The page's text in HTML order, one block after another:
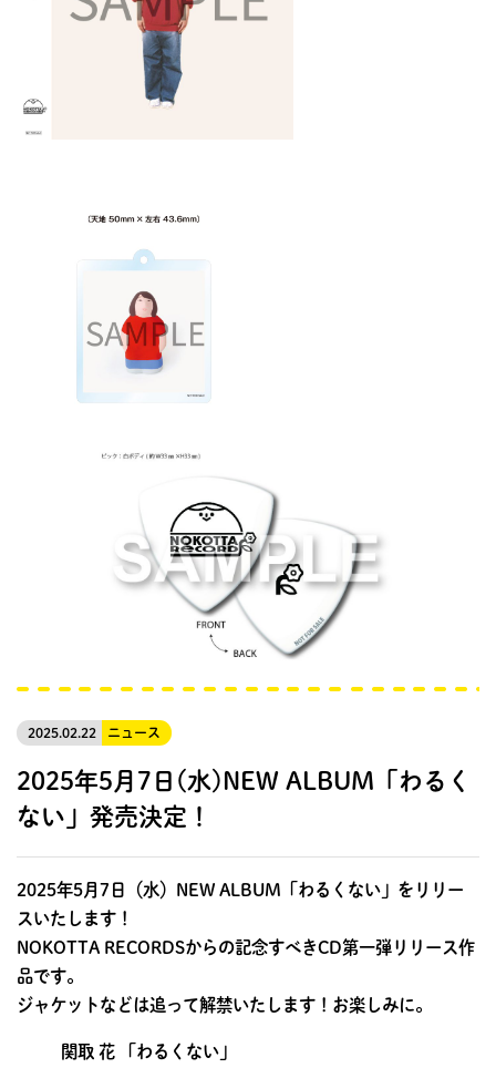
2025.02.22 ニュース
2025年5月7日(水)NEW ALBUM「わるく
ない」発売決定！
2025年5月7日（水）NEW ALBUM「わるくない」をリリー
スいたします！
NOKOTTA RECORDSからの記念すべきCD第一弾リリース作
品です。
ジャケットなどは追って解禁いたします！お楽しみに。
関取 花 「わるくない」